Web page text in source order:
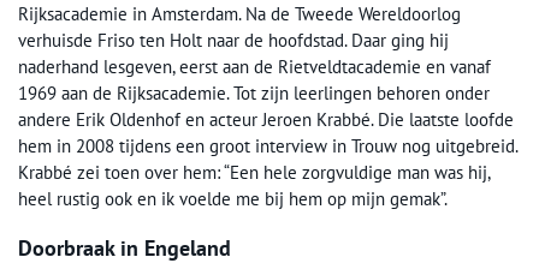
Rijksacademie in Amsterdam. Na de Tweede Wereldoorlog
verhuisde Friso ten Holt naar de hoofdstad. Daar ging hij
naderhand lesgeven, eerst aan de Rietveldtacademie en vanaf
1969 aan de Rijksacademie. Tot zijn leerlingen behoren onder
andere Erik Oldenhof en acteur Jeroen Krabbé. Die laatste loofde
hem in 2008 tijdens een groot interview in Trouw nog uitgebreid.
Krabbé zei toen over hem: “Een hele zorgvuldige man was hij,
heel rustig ook en ik voelde me bij hem op mijn gemak”.
Doorbraak in Engeland